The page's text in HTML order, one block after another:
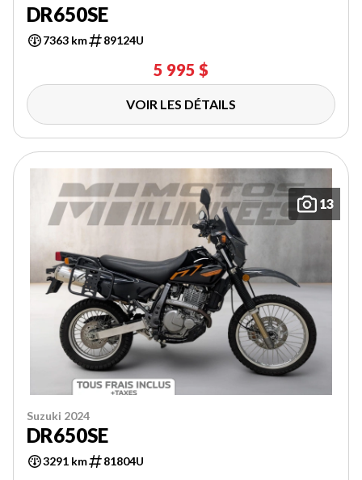
DR650SE
7363 km 89124U
5 995 $
VOIR LES DÉTAILS
13
Suzuki 2024
DR650SE
3291 km 81804U